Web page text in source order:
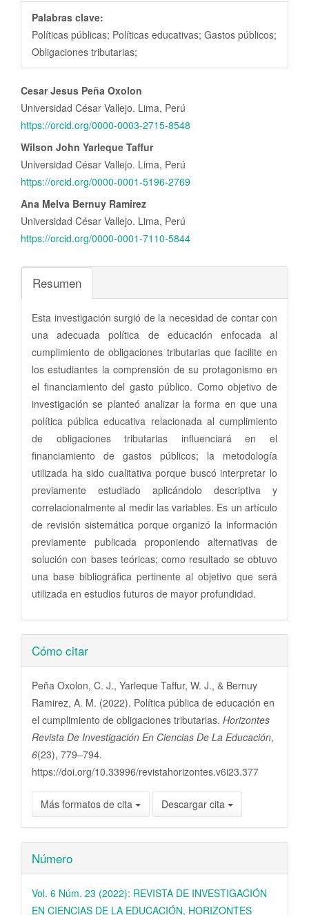
Palabras clave:
Políticas públicas; Políticas educativas; Gastos públicos;
Obligaciones tributarias;
Contenido
principal
del
artículo
Cesar Jesus Peña Oxolon
Universidad César Vallejo. Lima, Perú
https://orcid.org/0000-0003-2715-8548
Wilson John Yarleque Taffur
Universidad César Vallejo. Lima, Perú
https://orcid.org/0000-0001-5196-2769
Ana Melva Bernuy Ramirez
Universidad César Vallejo. Lima, Perú
https://orcid.org/0000-0001-7110-5844
Resumen
Esta investigación surgió de la necesidad de contar con
una adecuada política de educación enfocada al
cumplimiento de obligaciones tributarias que facilite en
los estudiantes la comprensión de su protagonismo en
el financiamiento del gasto público. Como objetivo de
investigación se planteó analizar la forma en que una
política pública educativa relacionada al cumplimiento
de obligaciones tributarias influenciará en el
financiamiento de gastos públicos; la metodología
utilizada ha sido cualitativa porque buscó interpretar lo
previamente estudiado aplicándolo descriptiva y
correlacionalmente al medir las variables. Es un artículo
de revisión sistemática porque organizó la información
previamente publicada proponiendo alternativas de
solución con bases teóricas; como resultado se obtuvo
una base bibliográfica pertinente al objetivo que será
utilizada en estudios futuros de mayor profundidad.
Detalles
del
artículo
Cómo citar
Peña Oxolon, C. J., Yarleque Taffur, W. J., & Bernuy
Ramirez, A. M. (2022). Política pública de educación en
el cumplimiento de obligaciones tributarias. Horizontes
Revista De Investigación En Ciencias De La Educación,
6(23), 779–794.
https://doi.org/10.33996/revistahorizontes.v6i23.377
Más formatos de cita Descargar cita
Número
Vol. 6 Núm. 23 (2022): REVISTA DE INVESTIGACIÓN
EN CIENCIAS DE LA EDUCACIÓN, HORIZONTES